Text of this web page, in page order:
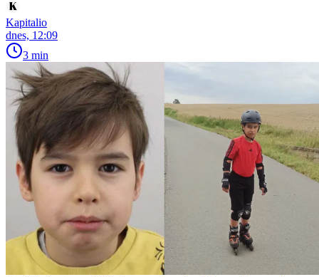
Kapitalio
dnes, 12:09
3 min